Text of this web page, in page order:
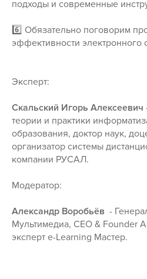
подходы и современные
6️⃣ Обязательно поговорим
эффективности электронного
Эксперт:
Скальский Игорь Алексеевич
теории и практики
образования, доктор наук,
организатор системы
компании РУСАЛ.
Модератор:
Александр Воробьёв -
Мультимедиа, CEO & Founder
эксперт e-Learning Мастер.